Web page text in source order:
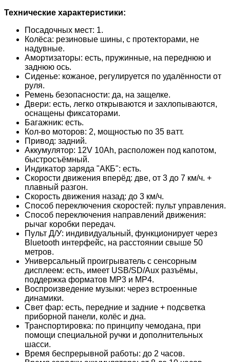
Технические характеристики:
Посадочных мест: 1.
Колёса: резиновые шины, с протекторами, не
надувные.
Амортизаторы: есть, пружинные, на переднюю и
заднюю ось.
Сиденье: кожаное, регулируется по удалённости от
руля.
Ремень безопасности: да, на защелке.
Двери: есть, легко открываются и захлопываются,
оснащены фиксаторами.
Багажник: есть.
Кол-во моторов: 2, мощностью по 35 ватт.
Привод: задний.
Аккумулятор: 12V 10Ah, расположен под капотом,
быстросъёмный.
Индикатор заряда "АКБ": есть.
Скорости движения вперёд: две, от 3 до 7 км/ч. +
плавный разгон.
Скорость движения назад: до 3 км/ч.
Способ переключения скоростей: пульт управления.
Способ переключения направлений движения:
рычаг коробки передач.
Пульт Д/У: индивидуальный, функционирует через
Bluetooth интерфейс, на расстоянии свыше 50
метров.
Универсальный проигрыватель с сенсорным
дисплеем: есть, имеет USB/SD/Aux разъёмы,
поддержка форматов МР3 и MP4.
Воспроизведение музыки: через встроенные
динамики.
Свет фар: есть, передние и задние + подсветка
приборной панели, колёс и дна.
Транспортировка: по принципу чемодана, при
помощи специальной ручки и дополнительных
шасси.
Время беспрерывной работы: до 2 часов.